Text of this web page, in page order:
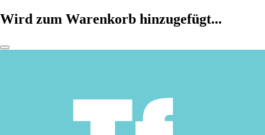
Wird zum Warenkorb hinzugefügt...